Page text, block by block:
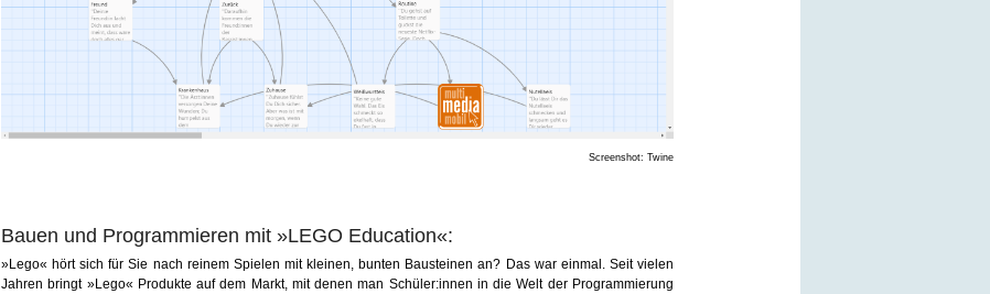
Screenshot: Twine
Bauen und Programmieren mit »LEGO Education«:
»Lego« hört sich für Sie nach reinem Spielen mit kleinen, bunten Bausteinen an? Das war einmal. Seit vielen
Jahren bringt »Lego« Produkte auf dem Markt, mit denen man Schüler:innen in die Welt der Programmierung